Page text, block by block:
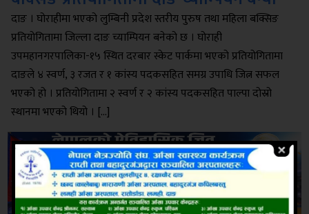
दाङ । घोराहीमा भएको लुम्बिनी प्रदेश स्तरीय पुरुष तथा महिला बक्सिङ
प्रतियोगितामा जिल्ला दाङ च्याम्पियन बनेको छ । घोराही
उपमहानगरपालिका-१५ स्थित दरबार स्केट पार्कमा भएको प्रतियोगितामा
दाङले ४ स्वर्ण, ३ रजत र १ कांस्य‌ पदकसहित समग्र उपाधि जित्न सफल
भएको हो । प्रतियोगितामा २ स्वर्ण र २ कांस्य पदकसहित पाल्पा दोस्रो
स्थानमा भएको थियो । […]